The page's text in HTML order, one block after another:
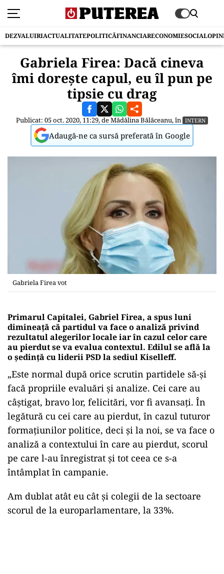
DEZVALUIRIACTUALITATEPOLITICĂFINANCIARECONOMIESOCIAL
Gabriela Firea: Dacă cineva
îmi dorește capul, eu îl pun pe
tipsie cu drag
Publicat: 05 oct. 2020, 11:29, deMădălina Bălăceanu, în INTERN
Adaugă-ne ca sursă preferată în Google
Gabriela Firea vot
Primarul Capitalei, Gabriel Firea, a spus luni
dimineață că partidul va face o analiză privind
rezultatul alegerilor locale iar în cazul celor care
au pierdut se va evalua contextul. Edilul se află la
o ședință cu liderii PSD la sediul Kiselleff.
„Este normal după orice scrutin partidele să-și
facă propriile evaluări și analize. Cei care au
câștigat, bravo lor, felicitări, vor fi avansați. În
legătură cu cei care au pierdut, în cazul tuturor
formațiunilor politice, deci și la noi, se va face o
analiză a contextului în care au pierdut, scorul
pe care l-au înregistrat și tot ceea ce s-a
întâmplat în campanie.
Am dublat atât eu cât și colegii de la sectoare
scorul de la europarlamentare, la 33%.